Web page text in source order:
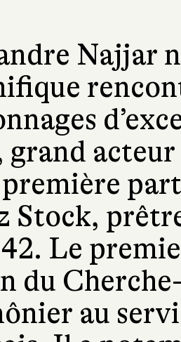
Najjar
grand
première
Stock,
Le
du
au